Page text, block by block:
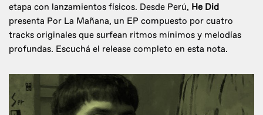
etapa con lanzamientos físicos. Desde Perú, He Did
presenta Por La Mañana, un EP compuesto por cuatro
tracks originales que surfean ritmos mínimos y melodías
profundas. Escuchá el release completo en esta nota.